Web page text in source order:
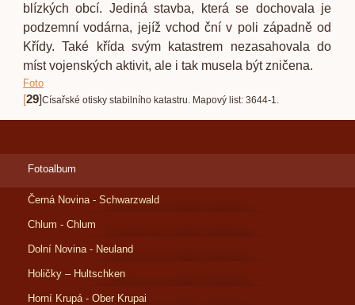
blízkých obcí. Jediná stavba, která se dochovala je
podzemní vodárna, jejíž vchod ční v poli západně od
Křídy. Také křída svým katastrem nezasahovala do
míst vojenských aktivit, ale i tak musela být zničena.
Foto
[29]Císařské otisky stabilního katastru. Mapový list: 3644-1.
Fotoalbum
Černá Novina - Schwarzwald
Chlum - Chlum
Dolní Novina - Neuland
Holičky – Hultschken
Horní Krupá - Ober Krupai